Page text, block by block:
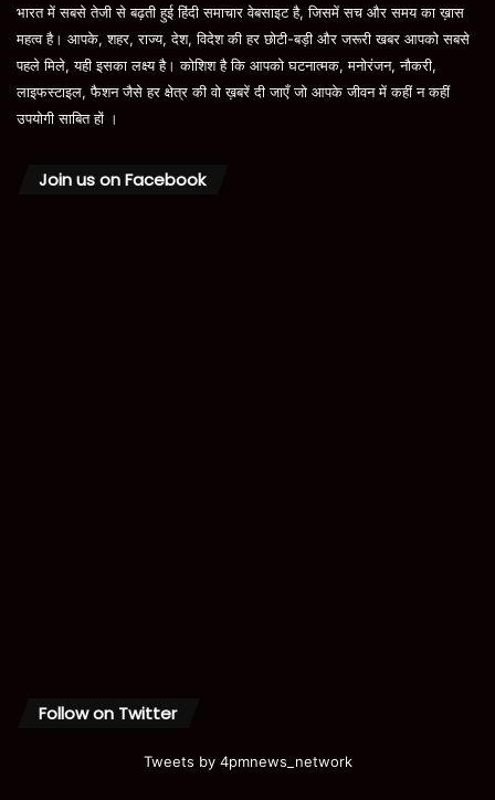
भारत में सबसे तेजी से बढ़ती हुई हिंदी समाचार वेबसाइट है, जिसमें सच और समय का ख़ास
महत्व है। आपके, शहर, राज्य, देश, विदेश की हर छोटी-बड़ी और जरूरी खबर आपको सबसे
पहले मिले, यही इसका लक्ष्य है। कोशिश है कि आपको घटनात्मक, मनोरंजन, नौकरी,
लाइफस्टाइल, फैशन जैसे हर क्षेत्र की वो ख़बरें दी जाएँ जो आपके जीवन में कहीं न कहीं
उपयोगी साबित हों ।
Join us on Facebook
Follow on Twitter
Tweets by 4pmnews_network